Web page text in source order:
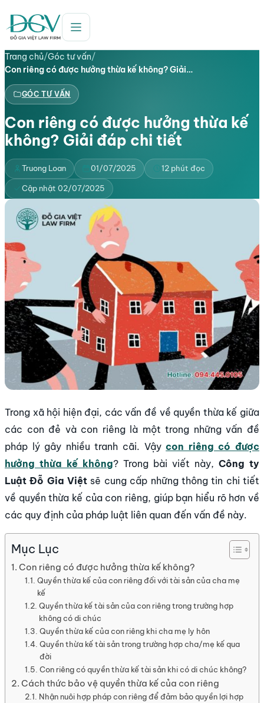
Trang chủ/Góc tư vấn/
Con riêng có được hưởng thừa kế không? Giải…
GÓC TƯ VẤN
Con riêng có được hưởng thừa kế
không? Giải đáp chi tiết
Truong Loan 01/07/2025 12 phút đọc
Cập nhật 02/07/2025
Trong xã hội hiện đại, các vấn đề về quyền thừa kế giữa
các con đẻ và con riêng là một trong những vấn đề
pháp lý gây nhiều tranh cãi. Vậycon riêng có được
hưởng thừa kế không? Trong bài viết này, Công ty
Luật Đỗ Gia Việt sẽ cung cấp những thông tin chi tiết
về quyền thừa kế của con riêng, giúp bạn hiểu rõ hơn về
các quy định của pháp luật liên quan đến vấn đề này.
Mục Lục
Con riêng có được hưởng thừa kế không?
Quyền thừa kế của con riêng đối với tài sản của cha mẹ
kế
Quyền thừa kế tài sản của con riêng trong trường hợp
không có di chúc
Quyền thừa kế của con riêng khi cha mẹ ly hôn
Quyền thừa kế tài sản trong trường hợp cha/mẹ kế qua
đời
Con riêng có quyền thừa kế tài sản khi có di chúc không?
Cách thức bảo vệ quyền thừa kế của con riêng
Nhận nuôi hợp pháp con riêng để đảm bảo quyền lợi hợp